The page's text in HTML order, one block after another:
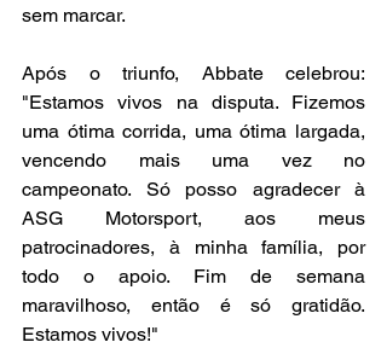
sem marcar.
Após o triunfo, Abbate celebrou:
"Estamos vivos na disputa. Fizemos
uma ótima corrida, uma ótima largada,
vencendo mais uma vez no
campeonato. Só posso agradecer à
ASG Motorsport, aos meus
patrocinadores, à minha família, por
todo o apoio. Fim de semana
maravilhoso, então é só gratidão.
Estamos vivos!"